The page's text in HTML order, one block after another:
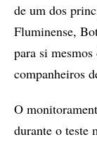
de um dos
Fluminense,
para si
companheiros
O
durante o teste